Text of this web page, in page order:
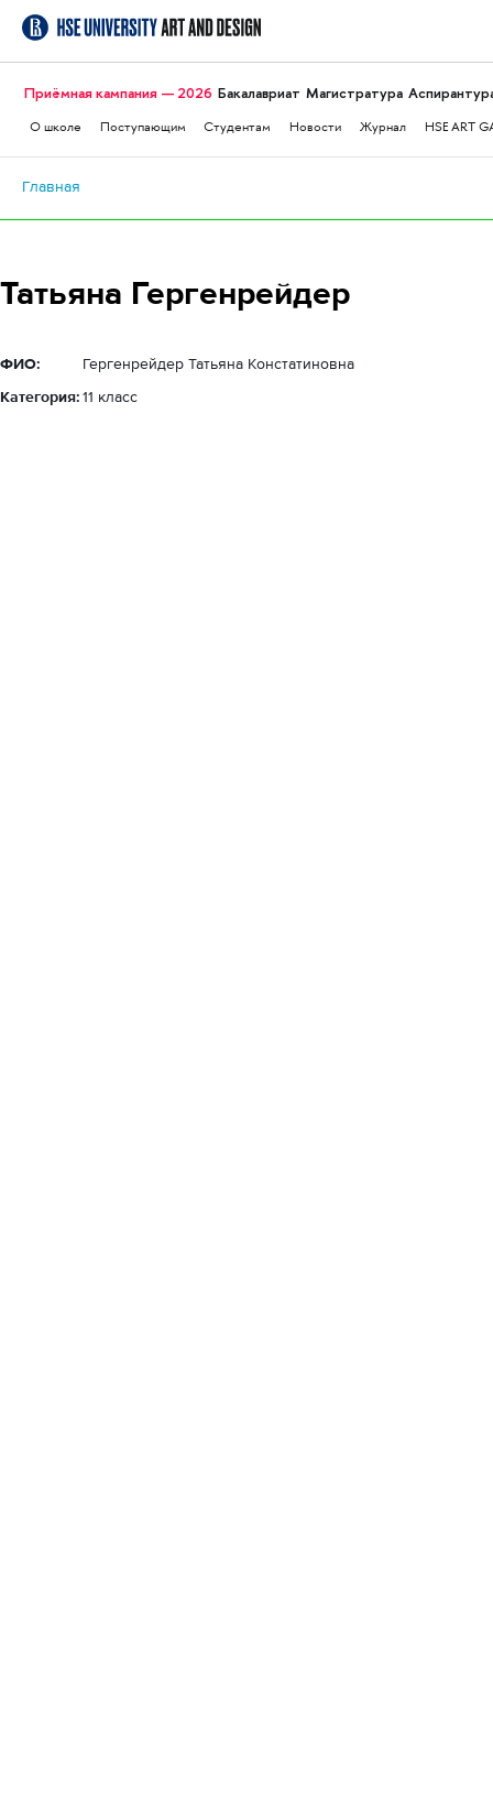
Приёмная кампания — 2026 Бакалавриат Магистратура
О школе Поступающим Студентам Новости Журнал HSE ART
Главная
Татьяна Гергенрейдер
ФИО:
Гергенрейдер Татьяна Констатиновна
Категория:11 класс